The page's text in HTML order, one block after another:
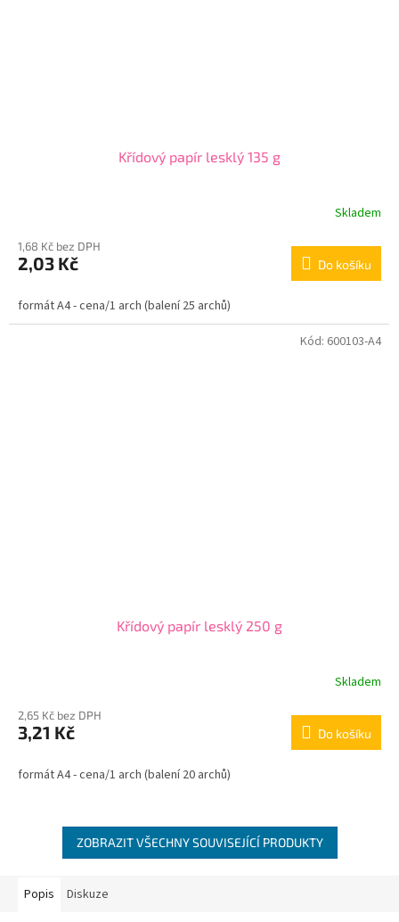
Křídový papír lesklý 135 g
Skladem
1,68 Kč bez DPH
2,03 Kč Do košíku
formát A4 - cena/1 arch (balení 25 archů)
Křídový papír lesklý 250 g
Skladem
2,65 Kč bez DPH
3,21 Kč Do košíku
formát A4 - cena/1 arch (balení 20 archů)
Kód: 600103-A4
ZOBRAZIT VŠECHNY SOUVISEJÍCÍ PRODUKTY
Popis Diskuze